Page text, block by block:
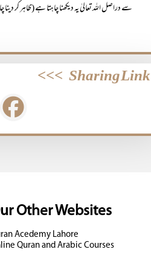
سے دراصل اللہ تعالیٰ یہ دیکھنا چاہتا ہے (ظاہر کر
Sharing Link
>>>
Other Websites
Acedemy Lahore
Quran and Arabic Courses